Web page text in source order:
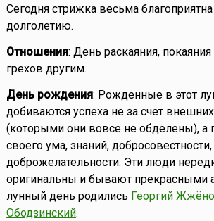
Сегодня стрижка весьма
долголетию.
Отношения: День раскаяния,
грехов другим.
День рождения: Рожденные в этот
добиваются успеха не за счет
(которыми они вовсе не обделены), а
своего ума, знаний, добросовестности,
доброжелательности. Эти люди
оригинальны и бывают прекрасными
лунный день родились Георгий
Ободзинский.